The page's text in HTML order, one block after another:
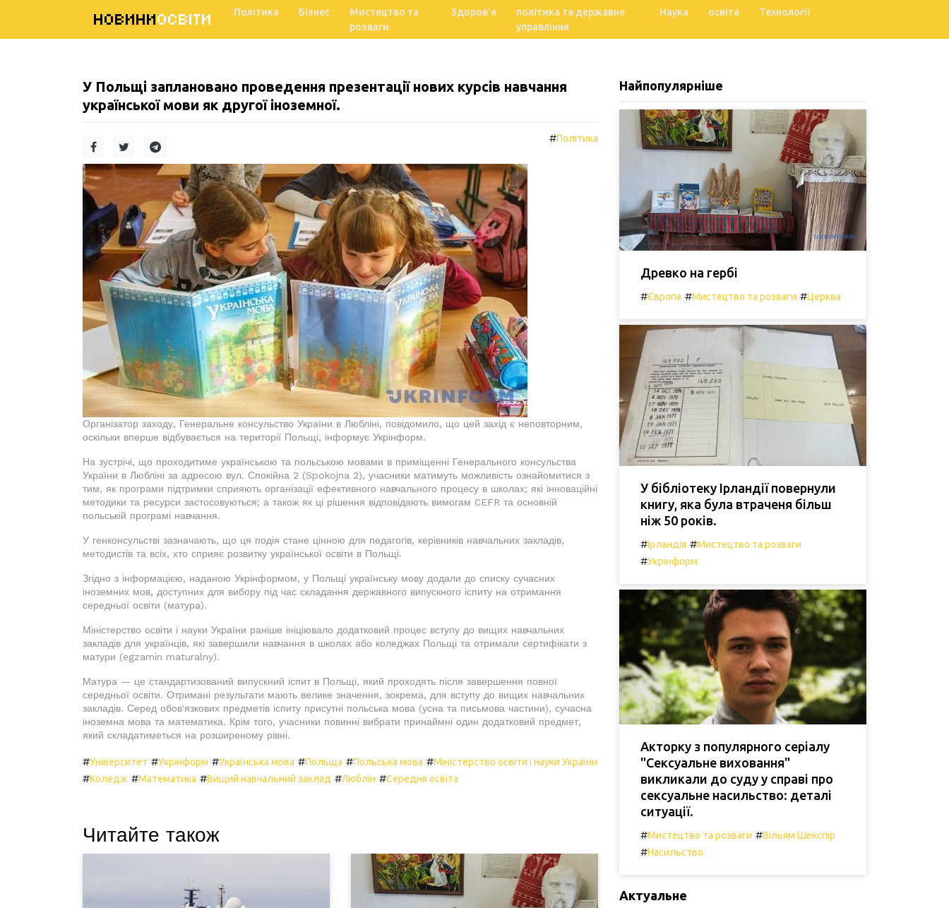
НОВИНИОСВІТИ Політика Бізнес
Мистецтво та
розваги
Здоров'я
політика та державне
управління
Наука освіта Технології
У Польщі заплановано проведення презентації нових курсів навчання
української мови як другої іноземної.
#Політика
Організатор заходу, Генеральне консульство України в Любліні, повідомило, що цей захід є неповторним,
оскільки вперше відбувається на території Польщі, інформує Укрінформ.
На зустрічі, що проходитиме українською та польською мовами в приміщенні Генерального консульства
України в Любліні за адресою вул. Спокійна 2 (Spokojna 2), учасники матимуть можливість ознайомитися з
тим, як програми підтримки сприяють організації ефективного навчального процесу в школах; які інноваційні
методики та ресурси застосовуються; а також як ці рішення відповідають вимогам CEFR та основній
польській програмі навчання.
У генконсульстві зазначають, що ця подія стане цінною для педагогів, керівників навчальних закладів,
методистів та всіх, хто сприяє розвитку української освіти в Польщі.
Згідно з інформацією, наданою Укрінформом, у Польщі українську мову додали до списку сучасних
іноземних мов, доступних для вибору під час складання державного випускного іспиту на отримання
середньої освіти (матура).
Міністерство освіти і науки України раніше ініціювало додатковий процес вступу до вищих навчальних
закладів для українців, які завершили навчання в школах або коледжах Польщі та отримали сертифікати з
матури (egzamin maturalny).
Матура — це стандартизований випускний іспит в Польщі, який проходять після завершення повної
середньої освіти. Отримані результати мають велике значення, зокрема, для вступу до вищих навчальних
закладів. Серед обов'язкових предметів іспиту присутні польська мова (усна та письмова частини), сучасна
іноземна мова та математика. Крім того, учасники повинні вибрати принаймні один додатковий предмет,
який складатиметься на розширеному рівні.
#Університет #Укрінформ #Українська мова #Польща #Польська мова #Міністерство освіти і науки України
#Коледж #Математика #Вищий навчальний заклад #Люблін #Середня освіта
Читайте також
Найпопулярніше
Древко на гербі
#Європа #Мистецтво та розваги #Церква
У бібліотеку Ірландії повернули
книгу, яка була втраченя більш
ніж 50 років.
#Ірландія #Мистецтво та розваги
#Укрінформ
Акторку з популярного серіалу
"Сексуальне виховання"
викликали до суду у справі про
сексуальне насильство: деталі
ситуації.
#Мистецтво та розваги #Вільям Шекспір
#Насильство
Актуальне